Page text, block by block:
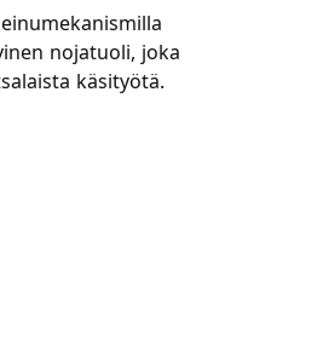
nojatuoli, joka
käsityötä.